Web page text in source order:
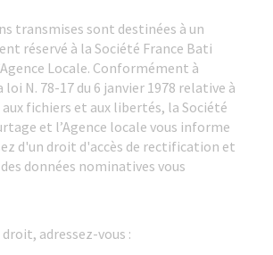
transmises sont destinées à un
réservé à la Société France Bati
Locale. Conformément à
N. 78-17 du 6 janvier 1978 relative à
fichiers et aux libertés, la Société
et l’Agence locale vous informe
d'un droit d'accès de rectification et
données nominatives vous
adressez-vous :